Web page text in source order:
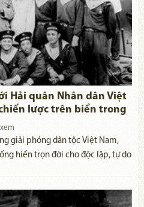
Hải quân Nhân dân Việt
lược trên biển trong
Mỹ, cứu nước
giải phóng dân tộc Việt Nam,
hiến trọn đời cho độc lập, tự do
chịu khổ, là một ngày tôi ăn không